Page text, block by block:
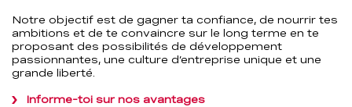
Notre objectif est de gagner ta confiance, de nourrir tes
ambitions et de te convaincre sur le long terme en te
proposant des possibilités de développement
passionnantes, une culture d’entreprise unique et une
grande liberté.
Informe-toi sur nos avantages